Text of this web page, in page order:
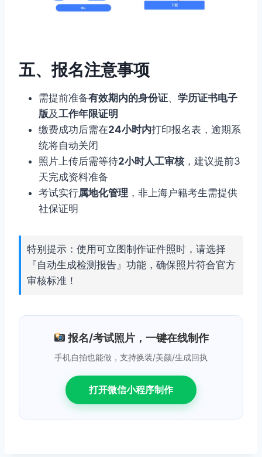
五、报名注意事项
需提前准备有效期内的身份证、 学历证书电子
版及工作年限证明
缴费成功后需在24小时内打印报名表，逾期系
统将自动关闭
照片上传后需等待2小时人工审核，建议提前3
天完成资料准备
考试实行属地化管理 ，非上海户籍考生需提供
社保证明
特别提示：使用可立图制作证件照时，请选择
『自动生成检测报告』功能，确保照片符合官方
审核标准！
报名/考试照片，一键在线制作
手机自拍也能做，支持换装/美颜/生成回执
打开微信小程序制作